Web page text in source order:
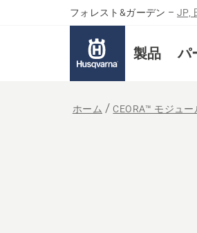
フォレスト&ガーデン – JP,
製品 パ
ホーム CEORA™ モジュー